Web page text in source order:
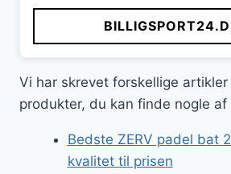
Vi har skrevet forskellige artikler
produkter, du kan finde nogle af
Bedste ZERV padel bat
kvalitet til prisen